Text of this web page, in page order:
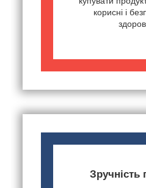
корисні і
Зручність